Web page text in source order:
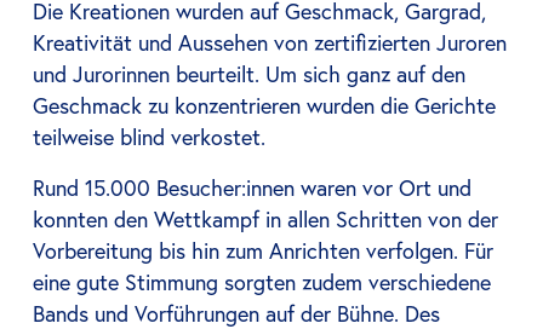
Die Kreationen wurden auf Geschmack, Gargrad,
Kreativität und Aussehen von zertifizierten Juroren
und Jurorinnen beurteilt. Um sich ganz auf den
Geschmack zu konzentrieren wurden die Gerichte
teilweise blind verkostet.
Rund 15.000 Besucher:innen waren vor Ort und
konnten den Wettkampf in allen Schritten von der
Vorbereitung bis hin zum Anrichten verfolgen. Für
eine gute Stimmung sorgten zudem verschiedene
Bands und Vorführungen auf der Bühne. Des